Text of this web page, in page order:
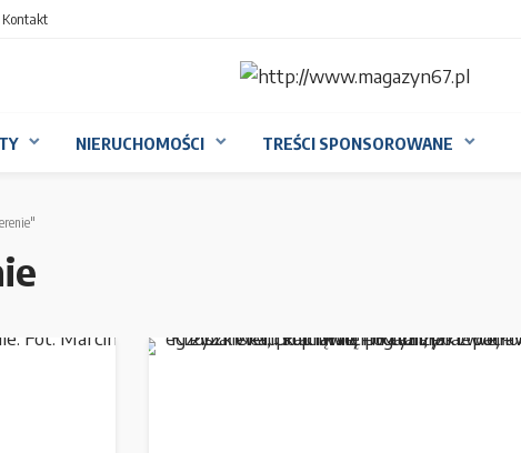
Kontakt
NIERUCHOMOŚCI TREŚCI SPONSOROWANE